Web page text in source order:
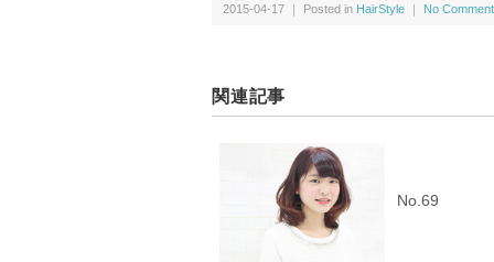
2015-04-17 ｜ Posted in HairStyle ｜ No
関連記事
No.69